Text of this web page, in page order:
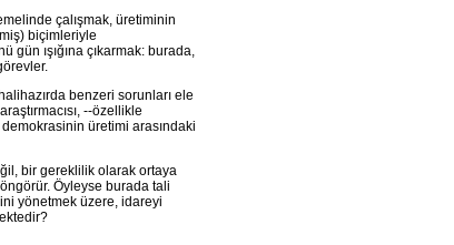
çalışmak, üretiminin
biçimleriyle
ışığına çıkarmak: burada,
benzeri sorunları ele
--özellikle
üretimi arasındaki
bir gereklilik olarak ortaya
Öyleyse burada tali
yönetmek üzere, idareyi